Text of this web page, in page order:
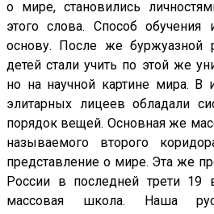
о мире, становились
этого слова. Способ обучения
основу. После же буржуазной
детей стали учить по этой же
но на научной картине мира. В
элитарных лицеев обладали
порядок вещей. Основная же
называемого второго
представление о мире. Эта же
России в последней трети 19
массовая школа. Наша